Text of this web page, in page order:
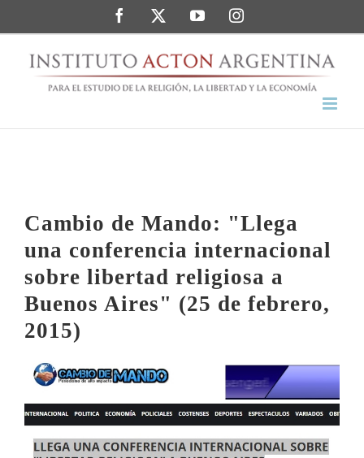
al
contenido
FacebookTwitterYouTubeInstagram
Cambio de Mando: "Llega
una conferencia internacional
sobre libertad religiosa a
Buenos Aires" (25 de febrero,
2015)
Ver
imagen
más
grande